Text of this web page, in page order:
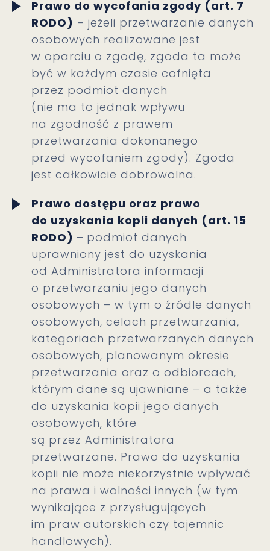
Prawo do wycofania zgody (art. 7
RODO) – jeżeli przetwarzanie danych
osobowych realizowane jest
w oparciu o zgodę, zgoda ta może
być w każdym czasie cofnięta
przez podmiot danych
(nie ma to jednak wpływu
na zgodność z prawem
przetwarzania dokonanego
przed wycofaniem zgody). Zgoda
jest całkowicie dobrowolna.
Prawo dostępu oraz prawo
do uzyskania kopii danych (art. 15
RODO) – podmiot danych
uprawniony jest do uzyskania
od Administratora informacji
o przetwarzaniu jego danych
osobowych – w tym o źródle danych
osobowych, celach przetwarzania,
kategoriach przetwarzanych danych
osobowych, planowanym okresie
przetwarzania oraz o odbiorcach,
którym dane są ujawniane – a także
do uzyskania kopii jego danych
osobowych, które
są przez Administratora
przetwarzane. Prawo do uzyskania
kopii nie może niekorzystnie wpływać
na prawa i wolności innych (w tym
wynikające z przysługujących
im praw autorskich czy tajemnic
handlowych).